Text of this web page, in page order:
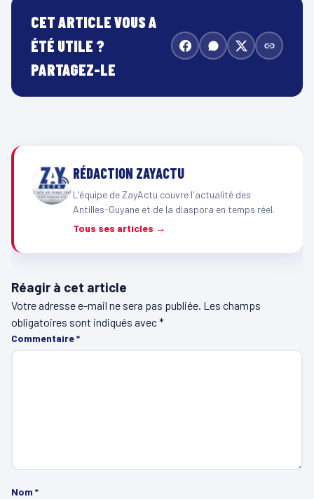
CET ARTICLE VOUS A
ÉTÉ UTILE ?
PARTAGEZ-LE
RÉDACTION ZAYACTU
L'équipe de ZayActu couvre l'actualité des
Antilles-Guyane et de la diaspora en temps réel.
Tous ses articles →
Réagir à cet article
Votre adresse e-mail ne sera pas publiée. Les champs
obligatoires sont indiqués avec*
Commentaire*
Nom *